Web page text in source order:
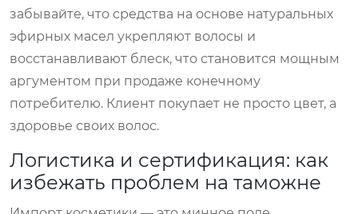
забывайте, что средства на основе натуральных
эфирных масел укрепляют волосы и
восстанавливают блеск, что становится мощным
аргументом при продаже конечному
потребителю. Клиент покупает не просто цвет, а
здоровье своих волос.
Логистика и сертификация: как
избежать проблем на таможне